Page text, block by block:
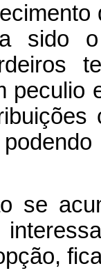
sido
peculio
se